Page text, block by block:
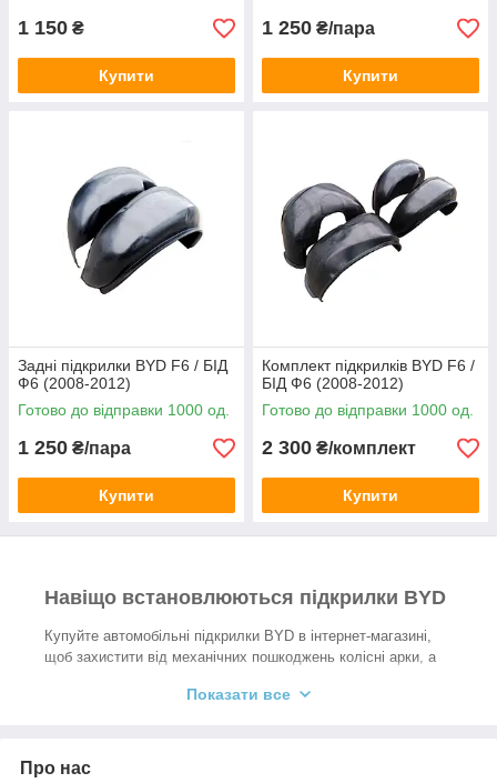
1 150 ₴
Купити
1 250 ₴/пара
Купити
Задні підкрилки BYD F6 / БІД
Ф6 (2008-2012)
Готово до відправки 1000 од.
1 250 ₴/пара
Купити
Комплект підкрилків BYD F6 /
БІД Ф6 (2008-2012)
Готово до відправки 1000 од.
2 300 ₴/комплект
Купити
Навіщо встановлюються підкрилки BYD
Купуйте автомобільні підкрилки BYD в інтернет-магазині,
щоб захистити від механічних пошкоджень колісні арки, а
Вартість такого захисту нижча, ніж ризики витрат,
корозії. Після встановлення підкрилок авто довше зберігає
Показати все
Про нас